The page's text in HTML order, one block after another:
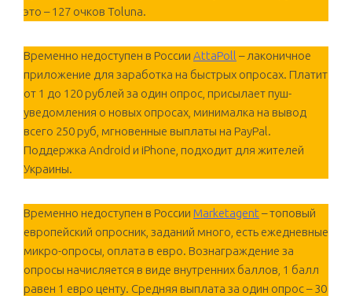
это – 127 очков Toluna.
Временно недоступен в России AttaPoll – лаконичное
приложение для заработка на быстрых опросах. Платит
от 1 до 120 рублей за один опрос, присылает пуш-
уведомления о новых опросах, минималка на вывод
всего 250 руб, мгновенные выплаты на PayPal.
Поддержка Android и iPhone, подходит для жителей
Украины.
Временно недоступен в России Marketagent – топовый
европейский опросник, заданий много, есть ежедневные
микро-опросы, оплата в евро. Вознаграждение за
опросы начисляется в виде внутренних баллов, 1 балл
равен 1 евро центу. Средняя выплата за один опрос – 30